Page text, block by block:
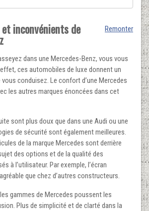
Remonter
inconvénients de
dans une Mercedes-Benz, vous vous
ces automobiles de luxe donnent un
conduisez. Le confort d’une Mercedes
les autres marques énoncées dans cet
sont plus doux que dans une Audi ou une
de sécurité sont également meilleures.
de la marque Mercedes sont derrière
des options et de la qualité des
à l’utilisateur. Par exemple, l’écran
que chez d’autres constructeurs.
gammes de Mercedes poussent les
Plus de simplicité et de clarté dans la